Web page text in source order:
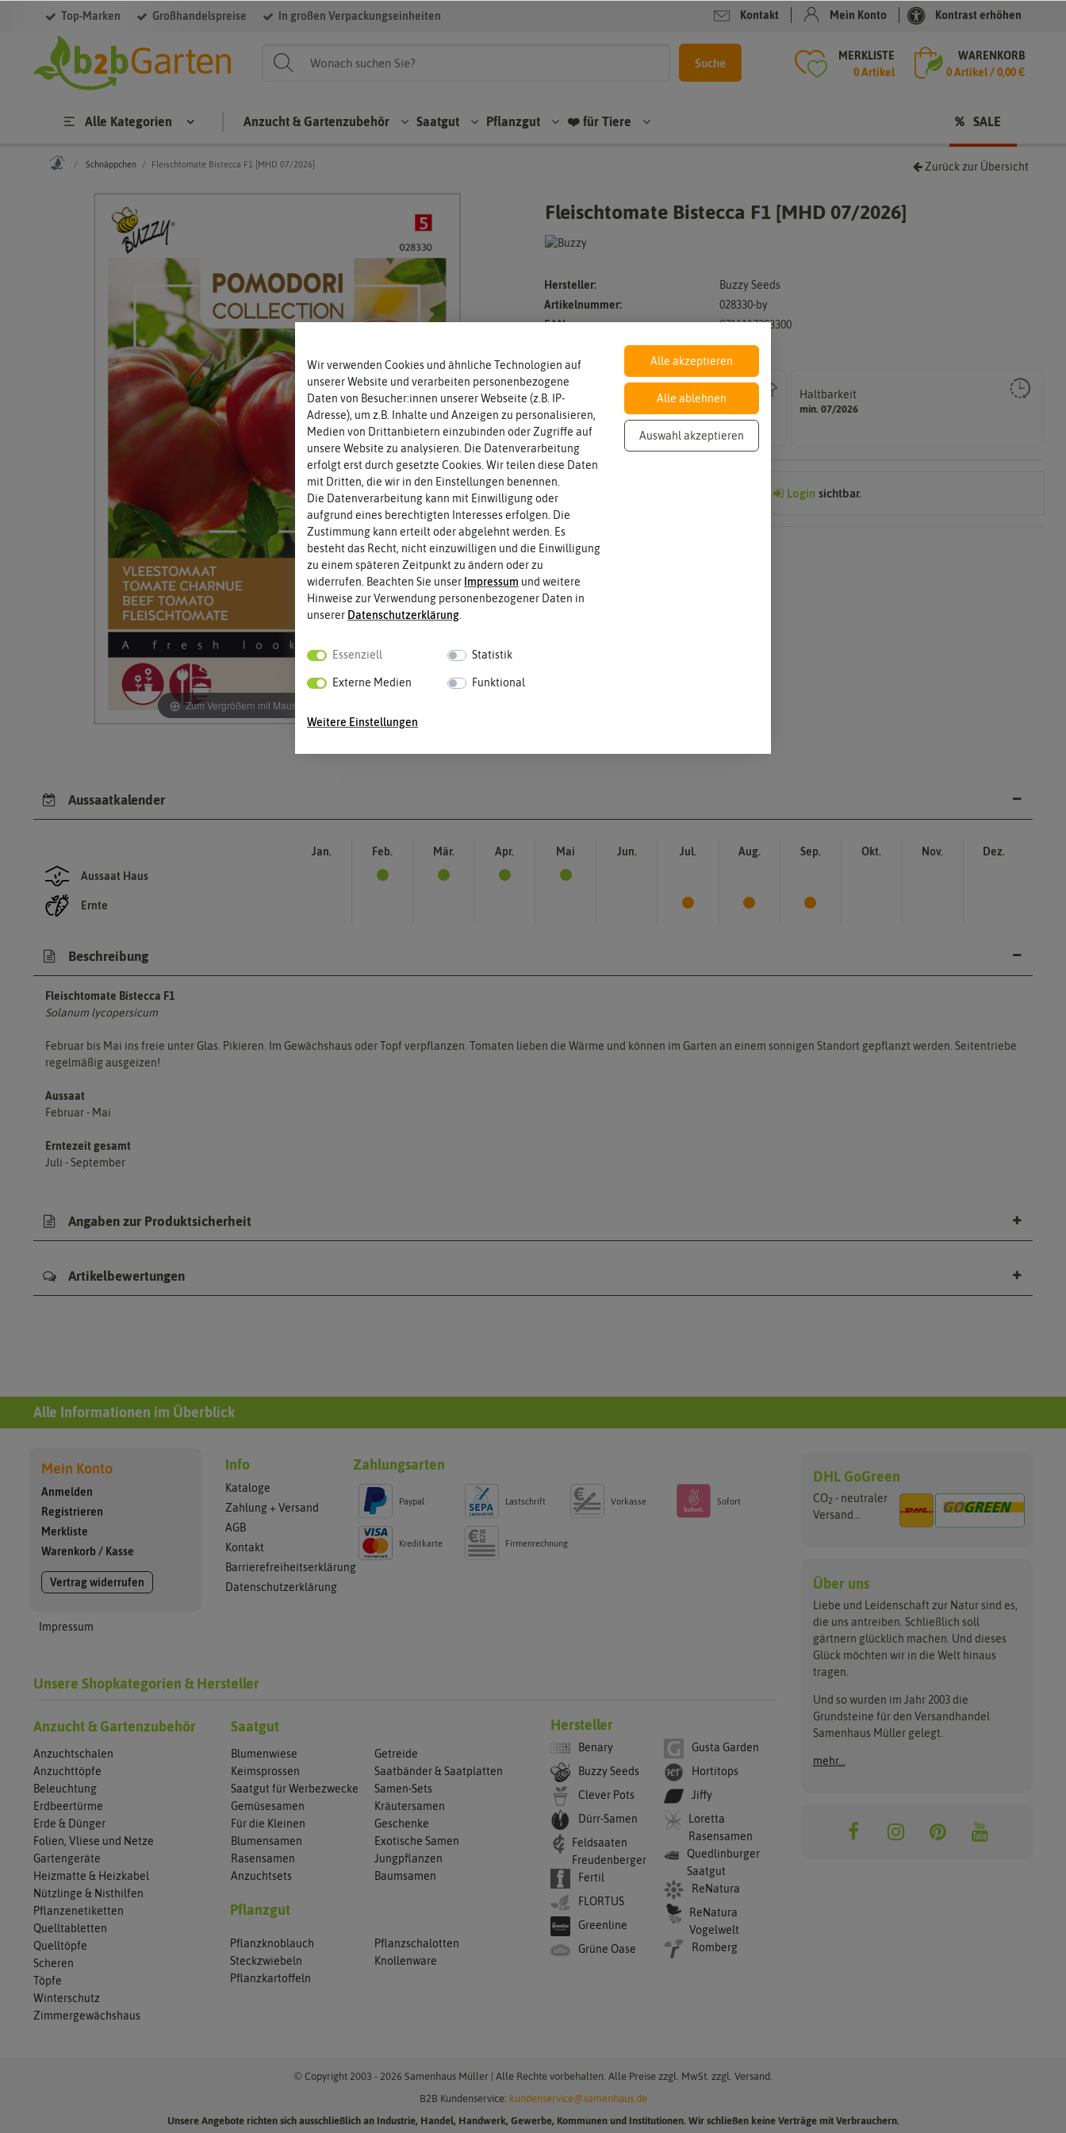
Top-Marken Großhandelspreise In großen Verpackungseinheiten Kontakt Mein Konto Kontrast erhöhen
Suche
MERKLISTE
0 Artikel
WARENKORB
0Artikel /0,00 €
Alle Kategorien Anzucht & Gartenzubehör Saatgut Pflanzgut ❤️ für Tiere SALE
Schnäppchen Fleischtomate Bistecca F1 [MHD 07/2026] Zurück zur Übersicht
Zum Vergrößern mit Maus über das Bild fahren
Fleischtomate Bistecca F1 [MHD 07/2026]
Hersteller:
Buzzy Seeds
Artikelnummer:
028330-by
EAN:
8711117283300
Inhalt
10 Korn Wie viel ist enthalten
Haltbarkeit
min. 07/2026
Zeitpunkt, bis zu dem das Saat- und Pflanzgut sehr
gut keimen sollte.
Loginsichtbar.
Aussaatkalender
Aussaat Haus
Ernte
Jan. Feb. Mär. Apr. Mai Jun. Jul. Aug. Sep. Okt. Nov. Dez.
Beschreibung
Fleischtomate Bistecca F1
Solanum lycopersicum
Februar bis Mai ins freie unter Glas. Pikieren. Im Gewächshaus oder Topf verpflanzen. Tomaten lieben die Wärme und können im Garten an einem sonnigen Standort gepflanzt werden. Seitentriebe
regelmäßig ausgeizen!
Aussaat
Februar - Mai
Erntezeit gesamt
Juli - September
Angaben zur Produktsicherheit
Artikelbewertungen
Alle Informationen im Überblick
Mein Konto
Anmelden
Registrieren
Merkliste
Warenkorb / Kasse
Vertrag widerrufen
Impressum
Info
Kataloge
Zahlung + Versand
AGB
Kontakt
Barrierefreiheitserklärung
Datenschutzerklärung
Zahlungsarten
Paypal Lastschrift Vorkasse Sofort
Kreditkarte Firmenrechnung
Unsere Shopkategorien & Hersteller
Anzucht & Gartenzubehör
Anzuchtschalen
Anzuchttöpfe
Beleuchtung
Erdbeertürme
Erde & Dünger
Folien, Vliese und Netze
Gartengeräte
Heizmatte & Heizkabel
Nützlinge & Nisthilfen
Pflanzenetiketten
Quelltabletten
Quelltöpfe
Scheren
Töpfe
Winterschutz
Zimmergewächshaus
Saatgut
Blumenwiese
Getreide
Keimsprossen
Saatbänder & Saatplatten
Saatgut für Werbezwecke
Samen-Sets
Gemüsesamen
Kräutersamen
Für die Kleinen
Geschenke
Blumensamen
Exotische Samen
Rasensamen
Jungpflanzen
Anzuchtsets
Baumsamen
Pflanzgut
Pflanzknoblauch
Pflanzschalotten
Steckzwiebeln
Knollenware
Pflanzkartoffeln
Hersteller
Benary
Buzzy Seeds
Clever Pots
Dürr-Samen
Feldsaaten
Freudenberger
Fertil
FLORTUS
Greenline
Grüne Oase
Gusta Garden
Hortitops
Jiffy
Loretta
Rasensamen
Quedlinburger
Saatgut
ReNatura
ReNatura
Vogelwelt
Romberg
DHL GoGreen
CO2 - neutraler
Versand...
Über uns
Liebe und Leidenschaft zur Natur sind es,
die uns antreiben. Schließlich soll
gärtnern glücklich machen. Und dieses
Glück möchten wir in die Welt hinaus
tragen.
Und so wurden im Jahr 2003 die
Grundsteine für den Versandhandel
Samenhaus Müller gelegt.
mehr...
© Copyright 2003 - 2026 Samenhaus Müller | Alle Rechte vorbehalten. Alle Preise zzgl. MwSt. zzgl. Versand.
B2B Kundenservice: kundenservice@samenhaus.de
Unsere Angebote richten sich ausschließlich an Industrie, Handel, Handwerk, Gewerbe, Kommunen und Institutionen. Wir schließen keine Verträge mit Verbrauchern.
Wir verwenden Cookies und ähnliche Technologien auf
unserer Website und verarbeiten personenbezogene
Daten von Besucher:innen unserer Webseite (z.B. IP-
Adresse), um z.B. Inhalte und Anzeigen zu personalisieren,
Medien von Drittanbietern einzubinden oder Zugriffe auf
unsere Website zu analysieren. Die Datenverarbeitung
erfolgt erst durch gesetzte Cookies. Wir teilen diese Daten
mit Dritten, die wir in den Einstellungen benennen.
Die Datenverarbeitung kann mit Einwilligung oder
aufgrund eines berechtigten Interesses erfolgen. Die
Zustimmung kann erteilt oder abgelehnt werden. Es
besteht das Recht, nicht einzuwilligen und die Einwilligung
zu einem späteren Zeitpunkt zu ändern oder zu
widerrufen. Beachten Sie unser Impressum und weitere
Hinweise zur Verwendung personenbezogener Daten in
unserer Daten­schutz­erklärung
Essenziell Statistik
Externe Medien Funktional
Weitere Einstellungen
Alle akzeptieren
Alle ablehnen
Auswahl akzeptieren